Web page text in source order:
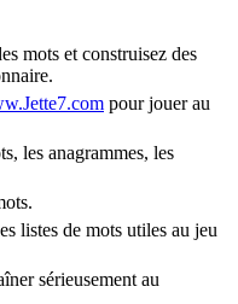
mots et construisez des
pour jouer au
les anagrammes, les
listes de mots utiles au jeu
sérieusement au